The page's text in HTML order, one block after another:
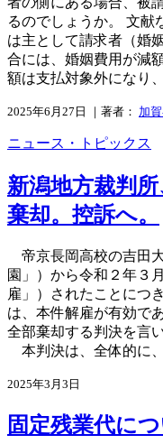
るのでしょうか。 文献
は主として請求者（婚
合には、婚姻費用が減
額は支払対象外になり
2025年6月27日 ｜著者： 加
ニュース・トピックス
新潟地方裁判
棄却。控訴へ。
帝京長岡高校の吉田
園」）から令和２年３
雇」）されたことにつ
は、本件解雇が有効で
全部棄却する判決を言
本判決は、全体的に
2025年3月3日
固定残業代に